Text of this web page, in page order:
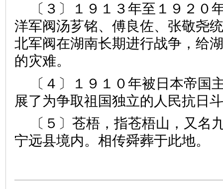
〔３〕１９１３年至１９２０
洋军阀汤芗铭、傅良佐、张敬尧
北军阀在湖南长期进行战争，给
的灾难。
〔４〕１９１０年被日本帝国
展了为争取祖国独立的人民抗日
〔５〕苍梧，指苍梧山，又名
宁远县境内。相传舜葬于此地。